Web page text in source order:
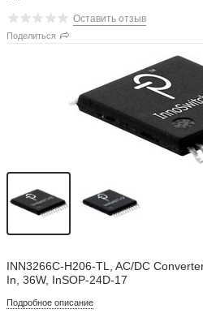
Оставить отзыв
Поделиться
INN3266C-H206-TL, AC/DC
In, 36W, InSOP-24D-17
Подробное описание